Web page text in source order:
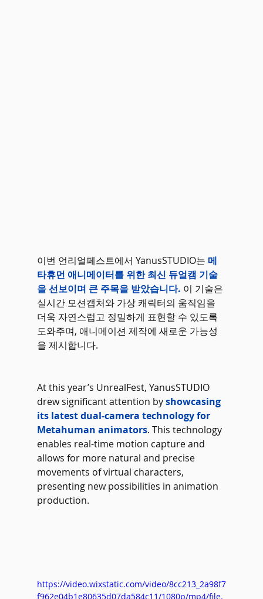
이번 언리얼페스트에서 YanusSTUDIO는 메
타휴먼 애니메이터를 위한 최신 듀얼캠 기술
을 선보이며 큰 주목을 받았습니다. 이 기술은
실시간 모션캡처와 가상 캐릭터의 움직임을
더욱 자연스럽고 정밀하게 표현할 수 있도록
도와주며, 애니메이션 제작에 새로운 가능성
을 제시합니다.
At this year’s UnrealFest, YanusSTUDIO
drew significant attention by showcasing
its latest dual-camera technology for
Metahuman animators. This technology
enables real-time motion capture and
allows for more natural and precise
movements of virtual characters,
presenting new possibilities in animation
production.
https://video.wixstatic.com/video/8cc213_2a98f7
f962e04b1e80635d07da584c11/1080p/mp4/file.